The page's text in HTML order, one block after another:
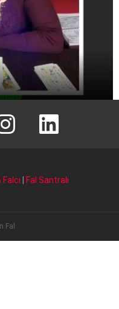
instagram Linkedin Fal
Falcı Fal Santrali
Fal